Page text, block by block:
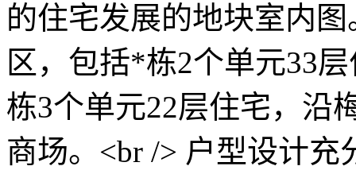
的住宅发展的地块室内
区，包括*栋2个单元33
栋3个单元22层住宅，沿
商场。<br /> 户型设计